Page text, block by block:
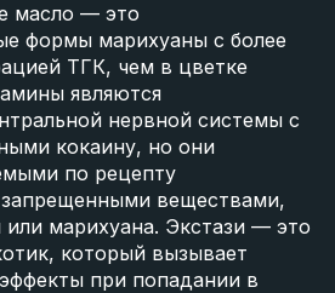
масло — это
формы марихуаны с более
ТГК, чем в цветке
являются
нервной системы с
кокаину, но они
по рецепту
веществами,
или марихуана. Экстази — это
который вызывает
при попадании в